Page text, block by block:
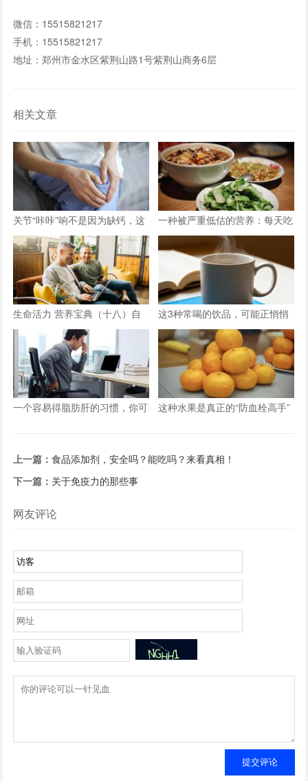
微信：15515821217
手机：15515821217
地址：郑州市金水区紫荆山路1号紫荆山商务6层
相关文章
关节“咔咔”响不是因为缺钙，这
三种情况才是主因
一种被严重低估的营养：每天吃
点它，或能抵消熬夜伤害！
生命活力 营养宝典（十八）自
信应对男性更年期
这3种常喝的饮品，可能正悄悄
减少你的骨量
一个容易得脂肪肝的习惯，你可
这种水果是真正的“防血栓高手”
上一篇：食品添加剂，安全吗？能吃吗？来看真相！
下一篇： 关于免疫力的那些事
网友评论
提交评论